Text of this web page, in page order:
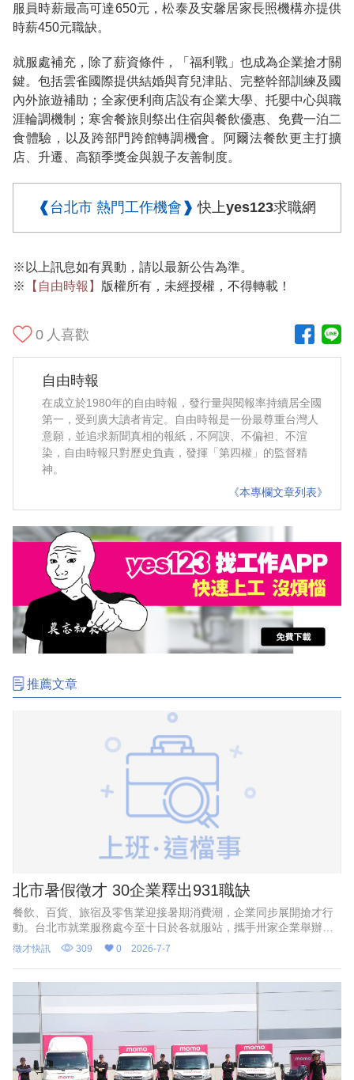
服員時薪最高可達650元，松泰及安馨居家長照機構亦提供
時薪450元職缺。
就服處補充，除了薪資條件，「福利戰」也成為企業搶才關
鍵。包括雲雀國際提供結婚與育兒津貼、完整幹部訓練及國
內外旅遊補助；全家便利商店設有企業大學、托嬰中心與職
涯輪調機制；寒舍餐旅則祭出住宿與餐飲優惠、免費一泊二
食體驗，以及跨部門跨館轉調機會。阿爾法餐飲更主打擴
店、升遷、高額季獎金與親子友善制度。
❰台北市 熱門工作機會❱ 快上yes123求職網
※以上訊息如有異動，請以最新公告為準。
※
【自由時報】 版權所有，未經授權，不得轉載！
0 人喜歡
自由時報
在成立於1980年的自由時報，發行量與閱報率持續居全國
第一，受到廣大讀者肯定。自由時報是一份最尊重台灣人
意願，並追求新聞真相的報紙，不阿諛、不偏袒、不渲
染，自由時報只對歷史負責，發揮「第四權」的監督精
神。
《本專欄文章列表》
推薦文章
北市暑假徵才 30企業釋出931職缺
餐飲、百貨、旅宿及零售業迎接暑期消費潮，企業同步展開搶才行
動。台北市就業服務處今至十日於各就服站，攜手卅家企業舉辦系
列徵才活動，共釋出九百卅一個工作機會；月薪最高七萬元、兼職
時薪最高兩百五十元，長照照
徵才快訊 309 0 2026-7-7